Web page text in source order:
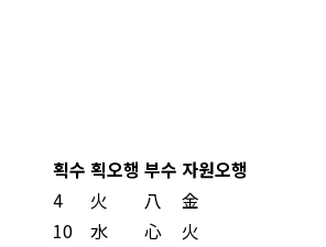
획수 획오행 부수 자원오행
4 火 八
金
10 水 心
火